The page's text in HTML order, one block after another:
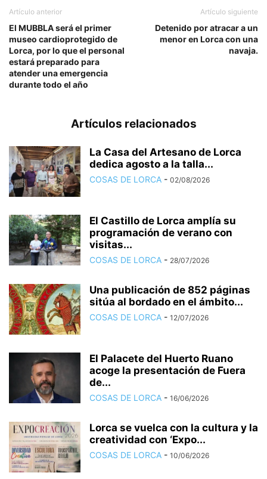
Artículo anterior
El MUBBLA será el primer
museo cardioprotegido de
Lorca, por lo que el personal
estará preparado para
atender una emergencia
durante todo el año
Artículo siguiente
Detenido por atracar a un
menor en Lorca con una
navaja.
Artículos relacionados
La Casa del Artesano de Lorca
dedica agosto a la talla...
COSAS DE LORCA - 02/08/2026
El Castillo de Lorca amplía su
programación de verano con
visitas...
COSAS DE LORCA - 28/07/2026
Una publicación de 852 páginas
sitúa al bordado en el ámbito...
COSAS DE LORCA - 12/07/2026
El Palacete del Huerto Ruano
acoge la presentación de Fuera
de...
COSAS DE LORCA - 16/06/2026
Lorca se vuelca con la cultura y la
creatividad con ‘Expo...
COSAS DE LORCA - 10/06/2026